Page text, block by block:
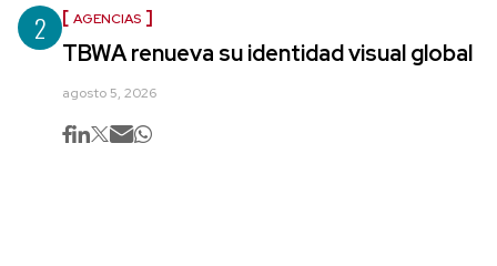
2 AGENCIAS
TBWA renueva su identidad visual global
agosto 5, 2026